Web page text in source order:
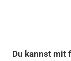
Du kannst mit